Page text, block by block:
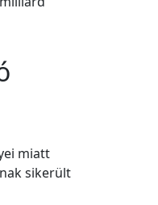
miatt
sikerült